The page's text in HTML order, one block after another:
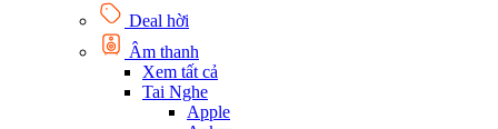
Deal hời
Âm thanh
Xem tất cả
Tai Nghe
Apple